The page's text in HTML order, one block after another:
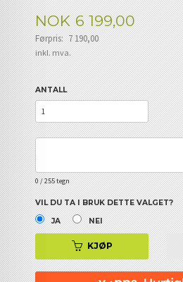
Tilbud
NOK 6 199,00
Førpris: 7 190,00
Rabatt
inkl. mva.
ANTALL
0/ 255 tegn
VIL DU TA I BRUK DETTE VALGET?
JA
NEI
KJØP